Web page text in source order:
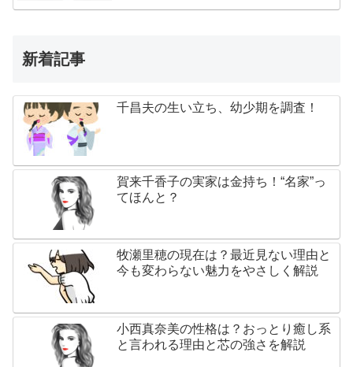
新着記事
千昌夫の生い立ち、幼少期を調査！
賀来千香子の実家は金持ち！“名家”っ
てほんと？
牧瀬里穂の現在は？最近見ない理由と
今も変わらない魅力をやさしく解説
小西真奈美の性格は？おっとり癒し系
と言われる理由と芯の強さを解説